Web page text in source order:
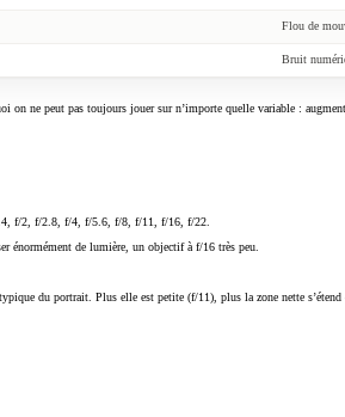
Flou de
Bruit
on ne peut pas toujours jouer sur n’importe quelle variable :
f/2, f/2.8, f/4, f/5.6, f/8, f/11, f/16, f/22.
énormément de lumière, un objectif à f/16 très peu.
du portrait. Plus elle est petite (f/11), plus la zone nette